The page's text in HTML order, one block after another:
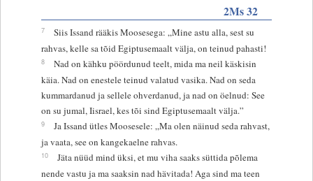
2Ms 32
7
Siis Issand rääkis Moosesega: „Mine astu alla, sest su
rahvas, kelle sa tõid Egiptusemaalt välja, on teinud pahasti!
8
Nad on kähku pöördunud teelt, mida ma neil käskisin
käia. Nad on enestele teinud valatud vasika. Nad on seda
kummardanud ja sellele ohverdanud, ja nad on öelnud: See
on su jumal, Iisrael, kes tõi sind Egiptusemaalt välja.”
9
Ja Issand ütles Moosesele: „Ma olen näinud seda rahvast,
ja vaata, see on kangekaelne rahvas.
10
Jäta nüüd mind üksi, et mu viha saaks süttida põlema
nende vastu ja ma saaksin nad hävitada! Aga sind ma teen